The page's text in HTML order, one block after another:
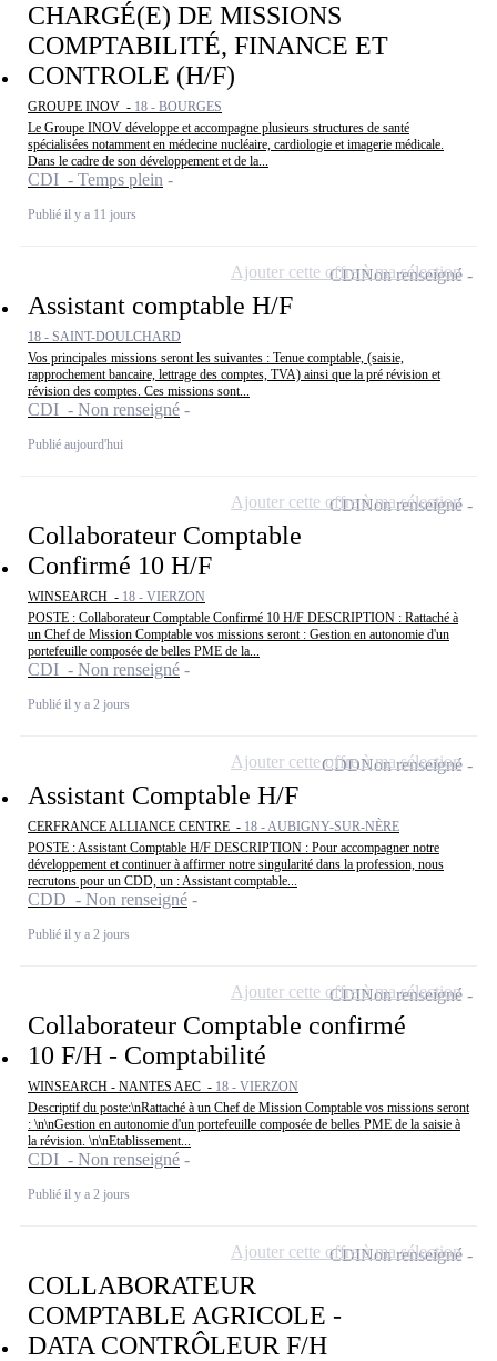
CHARGÉ(E) DE MISSIONS
COMPTABILITÉ, FINANCE ET
CONTROLE (H/F)
GROUPE INOV - 18 - BOURGES
Le Groupe INOV développe et accompagne plusieurs structures de santé
spécialisées notamment en médecine nucléaire, cardiologie et imagerie médicale.
Dans le cadre de son développement et de la...
CDI - Temps plein
Publié il y a 11 jours
Assistant comptable H/F
18 - SAINT-DOULCHARD
Vos principales missions seront les suivantes : Tenue comptable, (saisie,
rapprochement bancaire, lettrage des comptes, TVA) ainsi que la pré révision et
révision des comptes. Ces missions sont...
CDI - Non renseigné
Publié aujourd'hui
CDINon renseigné
Ajouter cette offre à ma sélection
Collaborateur Comptable
Confirmé 10 H/F
WINSEARCH - 18 - VIERZON
POSTE : Collaborateur Comptable Confirmé 10 H/F DESCRIPTION : Rattaché à
un Chef de Mission Comptable vos missions seront : Gestion en autonomie d'un
portefeuille composée de belles PME de la...
CDI - Non renseigné
Publié il y a 2 jours
CDINon renseigné
Ajouter cette offre à ma sélection
Assistant Comptable H/F
CERFRANCE ALLIANCE CENTRE - 18 - AUBIGNY-SUR-NÈRE
POSTE : Assistant Comptable H/F DESCRIPTION : Pour accompagner notre
développement et continuer à affirmer notre singularité dans la profession, nous
recrutons pour un CDD, un : Assistant comptable...
CDD - Non renseigné
Publié il y a 2 jours
CDDNon renseigné
Ajouter cette offre à ma sélection
Collaborateur Comptable confirmé
10 F/H - Comptabilité
WINSEARCH - NANTES AEC - 18 - VIERZON
Descriptif du poste:\nRattaché à un Chef de Mission Comptable vos missions seront
: \n\nGestion en autonomie d'un portefeuille composée de belles PME de la saisie à
la révision. \n\nEtablissement...
CDI - Non renseigné
Publié il y a 2 jours
CDINon renseigné
Ajouter cette offre à ma sélection
COLLABORATEUR
COMPTABLE AGRICOLE -
DATA CONTRÔLEUR F/H
CDINon renseigné
Ajouter cette offre à ma sélection